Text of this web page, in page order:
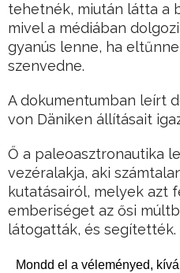
tehetnék, miután látta a
mivel a médiában
gyanús lenne, ha
szenvedne.
A dokumentumban leírt
von Däniken állításait
Ő a paleoasztronautika
vezéralakja, aki
kutatásairól, melyek azt
emberiséget az ősi
látogatták, és segítették.
Mondd el a véleményed,